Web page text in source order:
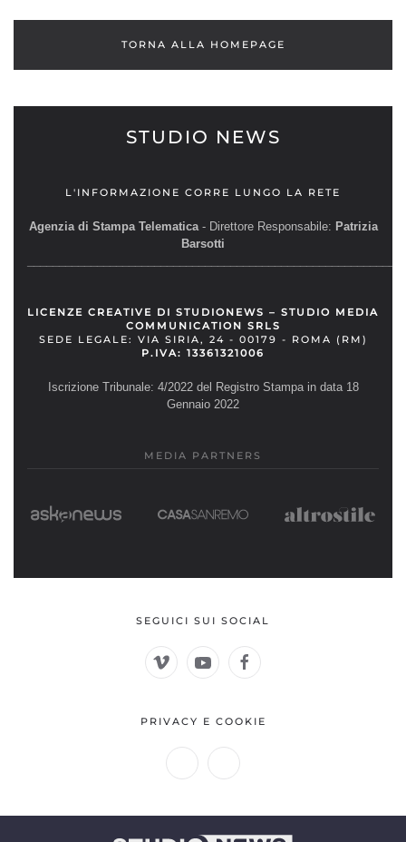
TORNA ALLA HOMEPAGE
STUDIO NEWS
L'INFORMAZIONE CORRE LUNGO LA RETE
Agenzia di Stampa Telematica- Direttore Responsabile: Patrizia
Barsotti
LICENZE CREATIVE DI STUDIONEWS – STUDIO MEDIA
COMMUNICATION SRLS
SEDE LEGALE: VIA SIRIA, 24 - 00179 - ROMA (RM)
P.IVA: 13361321006
Iscrizione Tribunale: 4/2022 del Registro Stampa in data 18
Gennaio 2022
MEDIA PARTNERS
SEGUICI SUI SOCIAL
PRIVACY E COOKIE